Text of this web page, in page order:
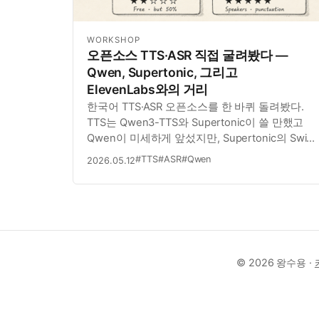
WORKSHOP
오픈소스 TTS·ASR 직접 굴려봤다 —
Qwen, Supertonic, 그리고
ElevenLabs와의 거리
한국어 TTS·ASR 오픈소스를 한 바퀴 돌려봤다.
TTS는 Qwen3-TTS와 Supertonic이 쓸 만했고
Qwen이 미세하게 앞섰지만, Supertonic의 Swift
지원으로 iOS on-device 가능성이 더 끌렸다.
ElevenLabs 대비 50% 수준. 회의록은 아직
2026.05.12#TTS#ASR#Qwen
© 2026 왕수용 ·